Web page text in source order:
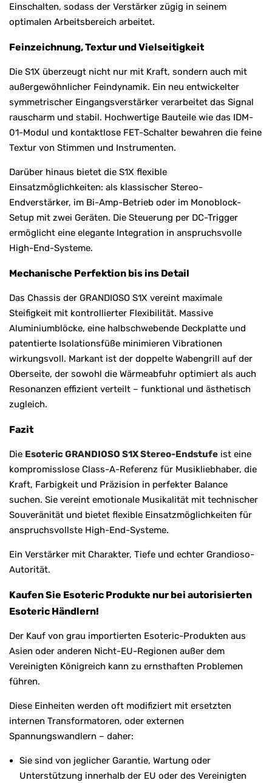
Einschalten, sodass der Verstärker zügig in seinem
optimalen Arbeitsbereich arbeitet.
Feinzeichnung, Textur und Vielseitigkeit
Die S1X überzeugt nicht nur mit Kraft, sondern auch mit
außergewöhnlicher Feindynamik. Ein neu entwickelter
symmetrischer Eingangsverstärker verarbeitet das Signal
rauscharm und stabil. Hochwertige Bauteile wie das IDM-
01-Modul und kontaktlose FET-Schalter bewahren die feine
Textur von Stimmen und Instrumenten.
Darüber hinaus bietet die S1X flexible
Einsatzmöglichkeiten: als klassischer Stereo-
Endverstärker, im Bi-Amp-Betrieb oder im Monoblock-
Setup mit zwei Geräten. Die Steuerung per DC-Trigger
ermöglicht eine elegante Integration in anspruchsvolle
High-End-Systeme.
Mechanische Perfektion bis ins Detail
Das Chassis der GRANDIOSO S1X vereint maximale
Steifigkeit mit kontrollierter Flexibilität. Massive
Aluminiumblöcke, eine halbschwebende Deckplatte und
patentierte Isolationsfüße minimieren Vibrationen
wirkungsvoll. Markant ist der doppelte Wabengrill auf der
Oberseite, der sowohl die Wärmeabfuhr optimiert als auch
Resonanzen effizient verteilt – funktional und ästhetisch
zugleich.
Fazit
Die Esoteric GRANDIOSO S1X Stereo-Endstufe ist eine
kompromisslose Class-A-Referenz für Musikliebhaber, die
Kraft, Farbigkeit und Präzision in perfekter Balance
suchen. Sie vereint emotionale Musikalität mit technischer
Souveränität und bietet flexible Einsatzmöglichkeiten für
anspruchsvollste High-End-Systeme.
Ein Verstärker mit Charakter, Tiefe und echter Grandioso-
Autorität.
Kaufen Sie Esoteric Produkte nur bei autorisierten
Esoteric Händlern!
Der Kauf von grau importierten Esoteric-Produkten aus
Asien oder anderen Nicht-EU-Regionen außer dem
Vereinigten Königreich kann zu ernsthaften Problemen
führen.
Diese Einheiten werden oft modifiziert mit ersetzten
internen Transformatoren, oder externen
Spannungswandlern – daher:
Sie sind von jeglicher Garantie, Wartung oder
Unterstützung innerhalb der EU oder des Vereinigten